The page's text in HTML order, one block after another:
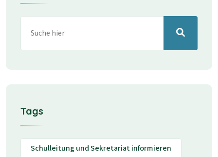
Tags
Schulleitung und Sekretariat informieren